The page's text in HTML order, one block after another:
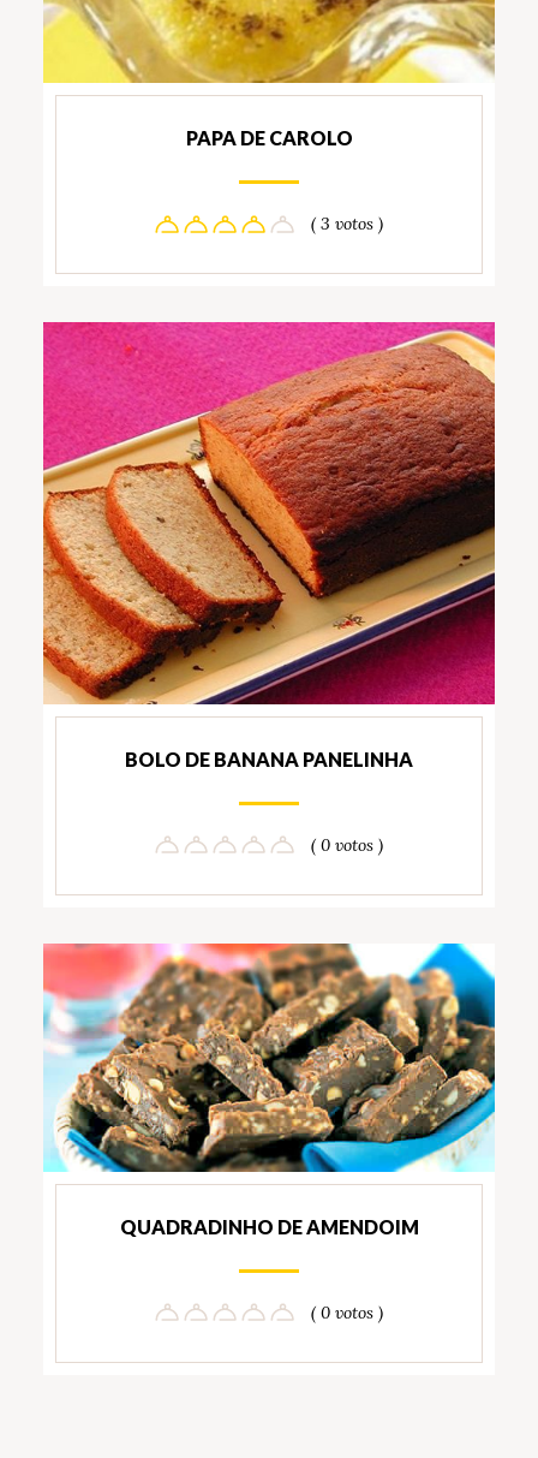
PAPA DE CAROLO
( 3 votos )
BOLO DE BANANA PANELINHA
( 0 votos )
QUADRADINHO DE AMENDOIM
( 0 votos )